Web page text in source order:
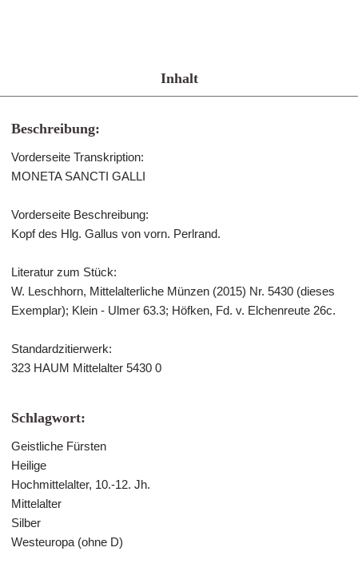
Inhalt
Beschreibung:
Vorderseite Transkription:
MONETA SANCTI GALLI
Vorderseite Beschreibung:
Kopf des Hlg. Gallus von vorn. Perlrand.
Literatur zum Stück:
W. Leschhorn, Mittelalterliche Münzen (2015) Nr. 5430 (dieses
Exemplar); Klein - Ulmer 63.3; Höfken, Fd. v. Elchenreute 26c.
Standardzitierwerk:
323 HAUM Mittelalter 5430 0
Schlagwort:
Geistliche Fürsten
Heilige
Hochmittelalter, 10.-12. Jh.
Mittelalter
Silber
Westeuropa (ohne D)